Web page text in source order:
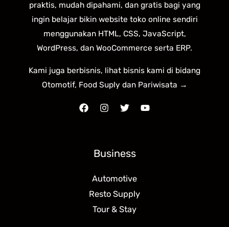
praktis, mudah dipahami, dan gratis bagi yang
ingin belajar bikin website toko online sendiri
menggunakan HTML, CSS, JavaScript,
WordPress, dan WooCommerce serta ERP.
Kami juga berbisnis, lihat bisnis kami di bidang
Otomotif, Food Suply dan Pariwisata →
Business
Automotive
Resto Supply
Tour & Stay